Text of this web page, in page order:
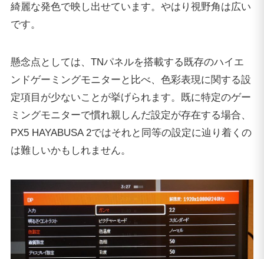
綺麗な発色で映し出せています。やはり視野角は広い
です。
懸念点としては、TNパネルを搭載する既存のハイエ
ンドゲーミングモニターと比べ、色彩表現に関する設
定項目が少ないことが挙げられます。既に特定のゲー
ミングモニターで慣れ親しんだ設定が存在する場合、
PX5 HAYABUSA 2ではそれと同等の設定に辿り着くの
は難しいかもしれません。